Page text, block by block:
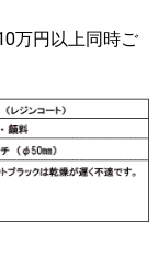
万円以上同時ご